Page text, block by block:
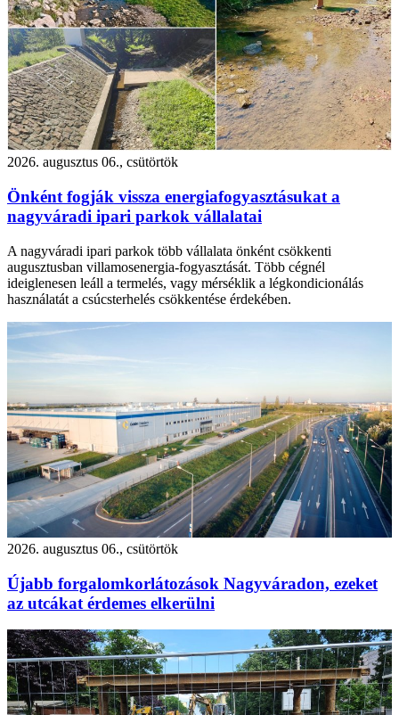
2026. augusztus 06., csütörtök
Önként fogják vissza energiafogyasztásukat a
nagyváradi ipari parkok vállalatai
A nagyváradi ipari parkok több vállalata önként csökkenti
augusztusban villamosenergia-fogyasztását. Több cégnél
ideiglenesen leáll a termelés, vagy mérséklik a légkondicionálás
használatát a csúcsterhelés csökkentése érdekében.
2026. augusztus 06., csütörtök
Újabb forgalomkorlátozások Nagyváradon, ezeket
az utcákat érdemes elkerülni